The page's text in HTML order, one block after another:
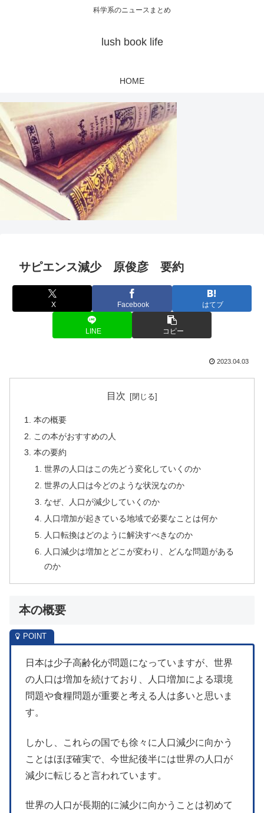
科学系のニュースまとめ
lush book life
HOME
サピエンス減少 原俊彦 要約
X Facebook はてブ
LINE コピー
2023.04.03
目次
本の概要
この本がおすすめの人
本の要約
世界の人口はこの先どう変化していくのか
世界の人口は今どのような状況なのか
なぜ、人口が減少していくのか
人口増加が起きている地域で必要なことは何か
人口転換はどのように解決すべきなのか
人口減少は増加とどこが変わり、どんな問題がある
のか
本の概要
日本は少子高齢化が問題になっていますが、世界
の人口は増加を続けており、人口増加による環境
問題や食糧問題が重要と考える人は多いと思いま
す。
しかし、これらの国でも徐々に人口減少に向かう
ことはほぼ確実で、今世紀後半には世界の人口が
減少に転じると言われています。
世界の人口が長期的に減少に向かうことは初めて